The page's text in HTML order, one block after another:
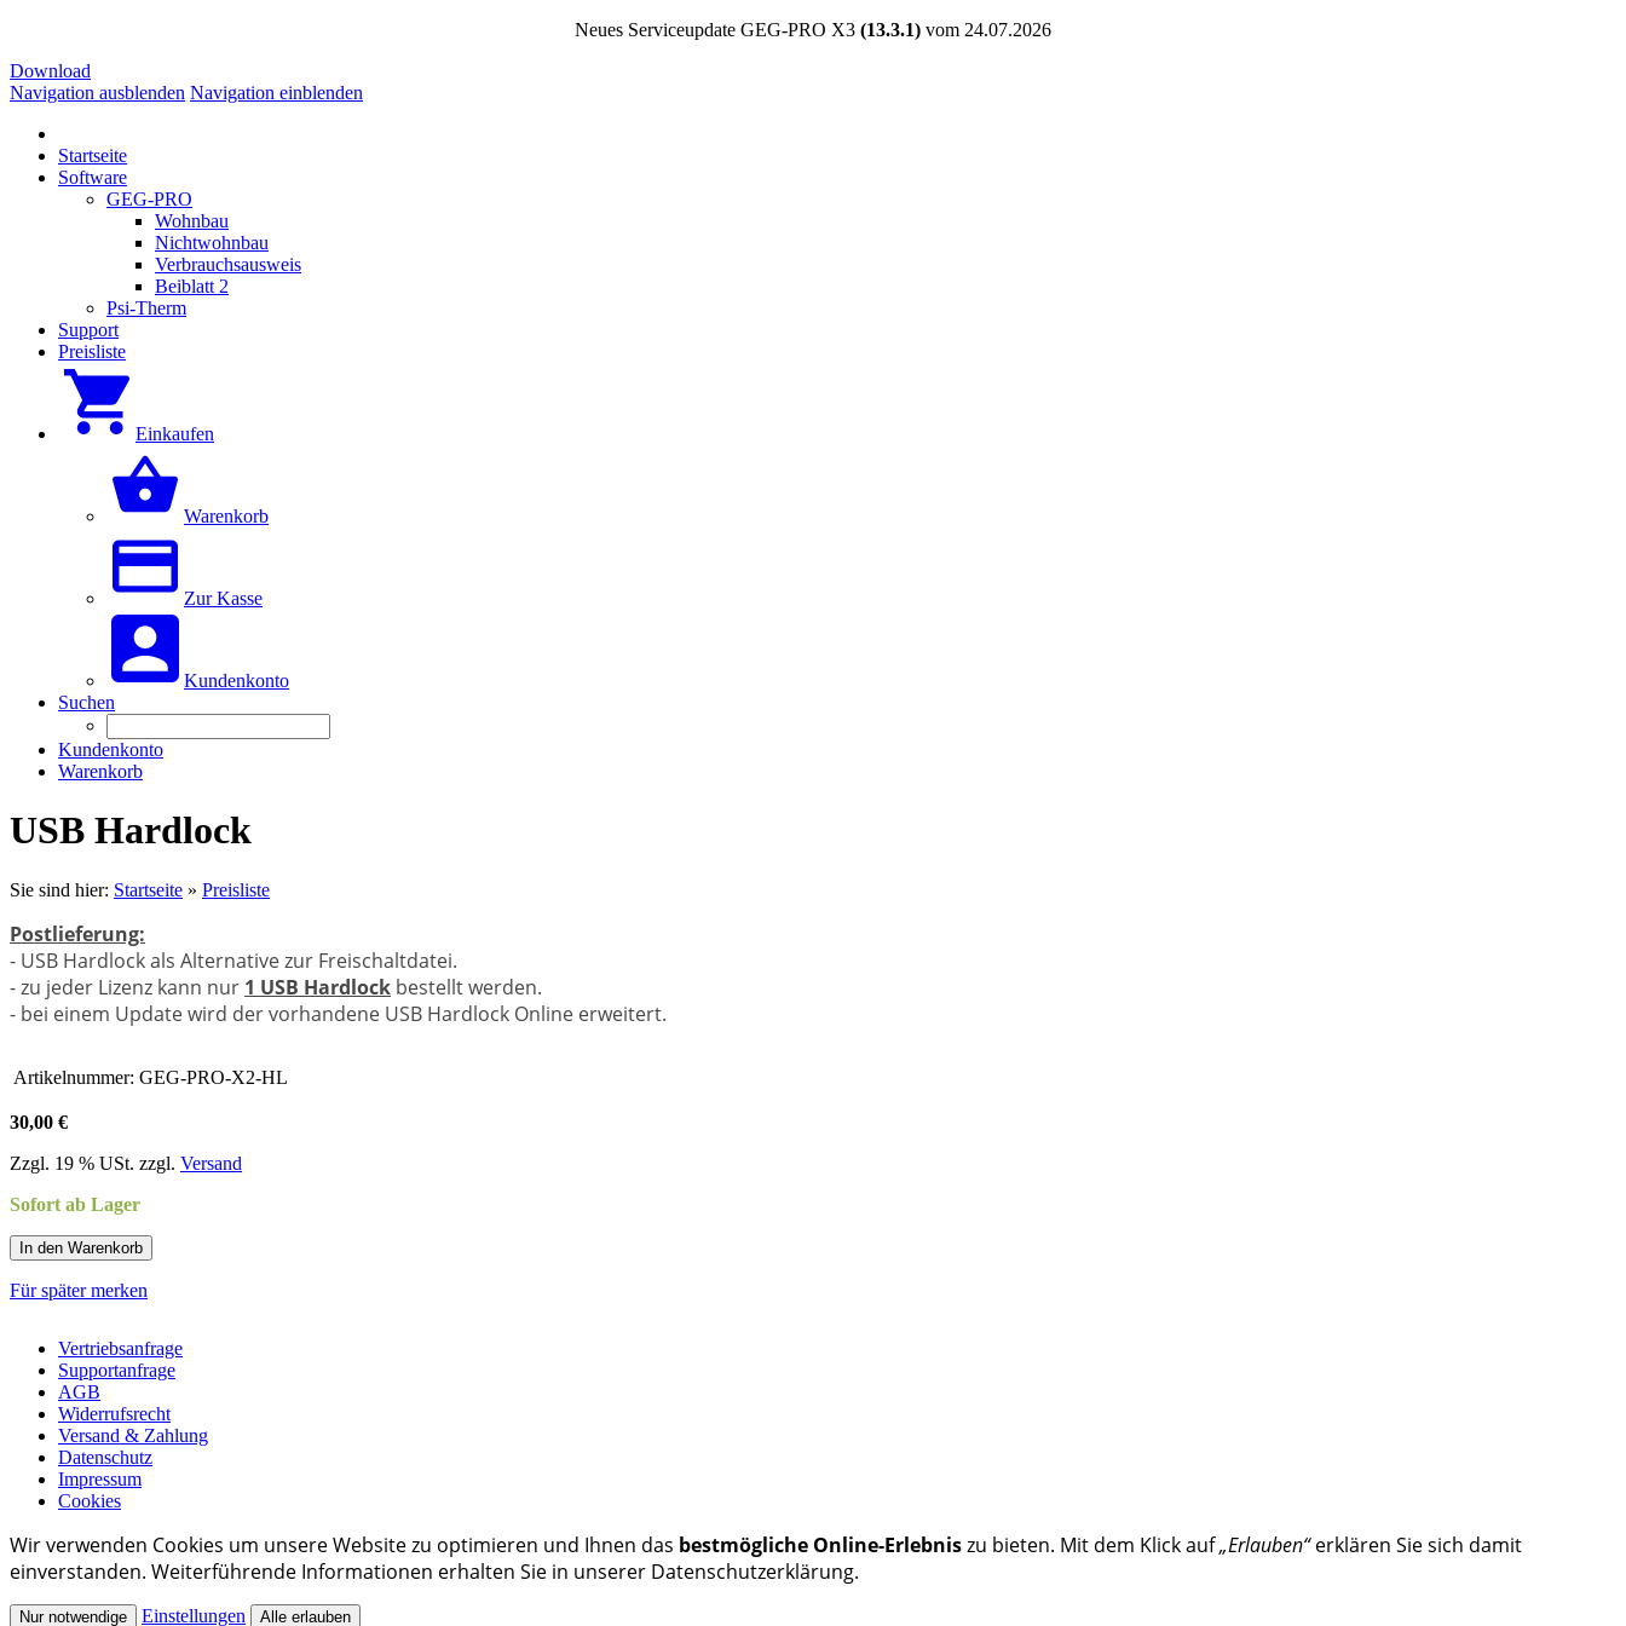
Neues Serviceupdate GEG-PRO X3 (13.3.1) vom 24.07.2026
Download
Navigation ausblenden Navigation einblenden
Startseite
Software
GEG-PRO
Wohnbau
Nichtwohnbau
Verbrauchsausweis
Beiblatt 2
Psi-Therm
Support
Preisliste
Einkaufen
Warenkorb
Zur Kasse
Kundenkonto
Suchen
Kundenkonto
Warenkorb
USB Hardlock
Sie sind hier: Startseite » Preisliste
Postlieferung:
- USB Hardlock als Alternative zur Freischaltdatei.
- zu jeder Lizenz kann nur 1 USB Hardlock bestellt werden.
- bei einem Update wird der vorhandene USB Hardlock Online erweitert.
Artikelnummer: GEG-PRO-X2-HL
30,00 €
Zzgl. 19 % USt. zzgl. Versand
Sofort ab Lager
In den Warenkorb
Für später merken
Vertriebsanfrage
Supportanfrage
AGB
Widerrufsrecht
Versand & Zahlung
Datenschutz
Impressum
Cookies
Wir verwenden Cookies um unsere Website zu optimieren und Ihnen das bestmögliche Online-Erlebniszu bieten. Mit dem Klick auf„Erlauben“erklären Sie sich damit
einverstanden. Weiterführende Informationen erhalten Sie in unserer Datenschutzerklärung.
Nur notwendige Einstellungen Alle erlauben